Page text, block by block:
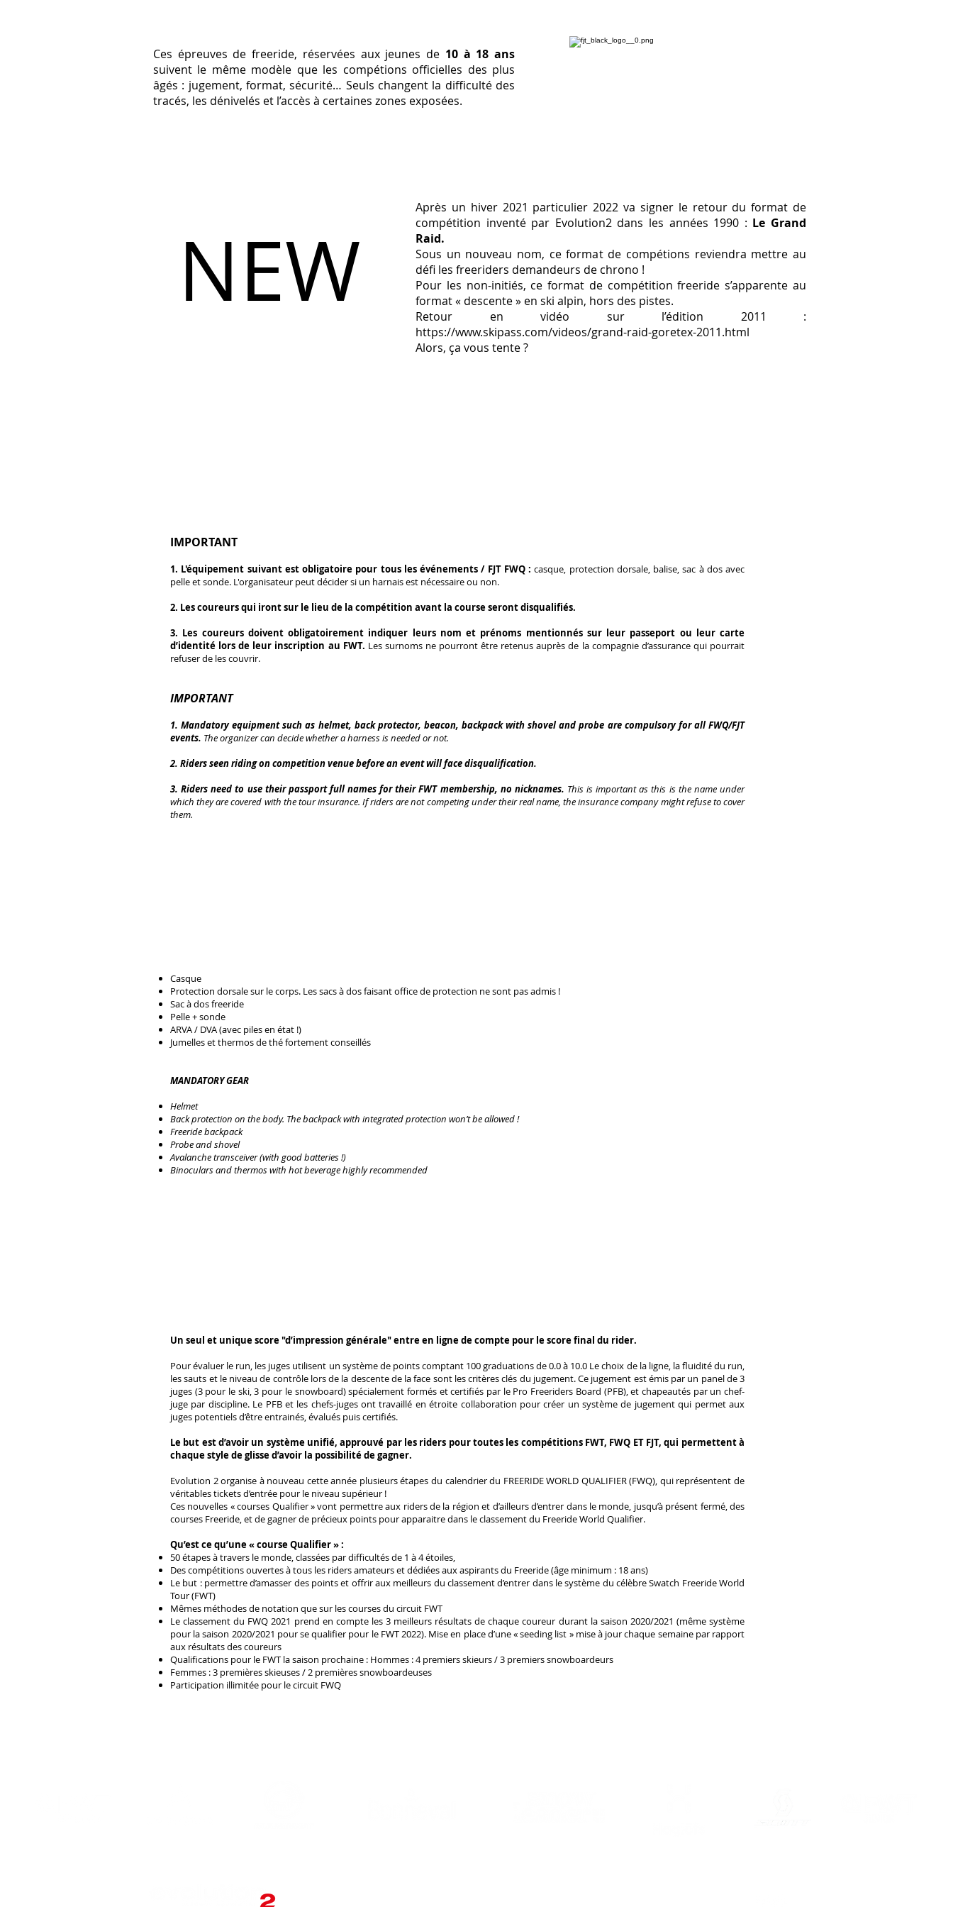
Ces épreuves de freeride, réservées aux jeunes de 10 à 18 ans
suivent le même modèle que les compétions officielles des plus
âgés : jugement, format, sécurité… Seuls changent la difficulté des
tracés, les dénivelés et l’accès à certaines zones exposées.
NEW
Après un hiver 2021 particulier 2022 va signer le retour du format de
compétition inventé par Evolution2 dans les années 1990 : Le Grand
Raid.
Sous un nouveau nom, ce format de compétions reviendra mettre au
défi les freeriders demandeurs de chrono !
Pour les non-initiés, ce format de compétition freeride s’apparente au
format « descente » en ski alpin, hors des pistes.
Retour en vidéo sur l’édition 2011 :
https://www.skipass.com/videos/grand-raid-goretex-2011.html
Alors, ça vous tente ?
​IMPORTANT
1. L'équipement suivant est obligatoire pour tous les événements / FJT FWQ : casque, protection dorsale, balise, sac à dos avec
pelle et sonde. L'organisateur peut décider si un harnais est nécessaire ou non.
2. Les coureurs qui iront sur le lieu de la compétition avant la course seront disqualifiés.
3. Les coureurs doivent obligatoirement indiquer leurs nom et prénoms mentionnés sur leur passeport ou leur carte
d’identité lors de leur inscription au FWT. Les surnoms ne pourront être retenus auprès de la compagnie d’assurance qui pourrait
refuser de les couvrir.
IMPORTANT
1. Mandatory equipment such as helmet, back protector, beacon, backpack with shovel and probe are compulsory for all FWQ/FJT
events. The organizer can decide whether a harness is needed or not.
2. Riders seen riding on competition venue before an event will face disqualification.
3. Riders need to use their passport full names for their FWT membership, no nicknames. This is important as this is the name under
which they are covered with the tour insurance. If riders are not competing under their real name, the insurance company might refuse to cover
them.
Casque
Protection dorsale sur le corps. Les sacs à dos faisant office de protection ne sont pas admis !
Sac à dos freeride
Pelle + sonde
ARVA / DVA (avec piles en état !)
Jumelles et thermos de thé fortement conseillés
MANDATORY GEAR
Helmet
Back protection on the body. The backpack with integrated protection won’t be allowed !
Freeride backpack
Probe and shovel
Avalanche transceiver (with good batteries !)
Binoculars and thermos with hot beverage highly recommended
Un seul et unique score "d’impression générale" entre en ligne de compte pour le score final du rider.
Pour évaluer le run, les juges utilisent un système de points comptant 100 graduations de 0.0 à 10.0 Le choix de la ligne, la fluidité du run,
les sauts et le niveau de contrôle lors de la descente de la face sont les critères clés du jugement. Ce jugement est émis par un panel de 3
juges (3 pour le ski, 3 pour le snowboard) spécialement formés et certifiés par le Pro Freeriders Board (PFB), et chapeautés par un chef-
juge par discipline. Le PFB et les chefs-juges ont travaillé en étroite collaboration pour créer un système de jugement qui permet aux
juges potentiels d’être entrainés, évalués puis certifiés.
Le but est d’avoir un système unifié, approuvé par les riders pour toutes les compétitions FWT, FWQ ET FJT, qui permettent à
chaque style de glisse d’avoir la possibilité de gagner.
Evolution 2 organise à nouveau cette année plusieurs étapes du calendrier du FREERIDE WORLD QUALIFIER (FWQ), qui représentent de
véritables tickets d’entrée pour le niveau supérieur !
Ces nouvelles « courses Qualifier » vont permettre aux riders de la région et d’ailleurs d’entrer dans le monde, jusqu’à présent fermé, des
courses Freeride, et de gagner de précieux points pour apparaitre dans le classement du Freeride World Qualifier.
Qu’est ce qu’une « course Qualifier » :
50 étapes à travers le monde, classées par difficultés de 1 à 4 étoiles,
Des compétitions ouvertes à tous les riders amateurs et dédiées aux aspirants du Freeride (âge minimum : 18 ans)
Le but : permettre d’amasser des points et offrir aux meilleurs du classement d’entrer dans le système du célèbre Swatch Freeride World
Tour (FWT)
Mêmes méthodes de notation que sur les courses du circuit FWT
Le classement du FWQ 2021 prend en compte les 3 meilleurs résultats de chaque coureur durant la saison 2020/2021 (même système
pour la saison 2020/2021 pour se qualifier pour le FWT 2022). Mise en place d’une « seeding list » mise à jour chaque semaine par rapport
aux résultats des coureurs
Qualifications pour le FWT la saison prochaine : Hommes : 4 premiers skieurs / 3 premiers snowboardeurs
Femmes : 3 premières skieuses / 2 premières snowboardeuses
Participation illimitée pour le circuit FWQ